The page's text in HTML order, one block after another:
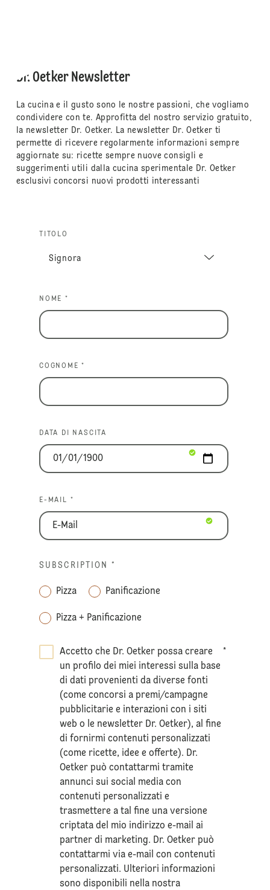
Dr. Oetker Newsletter
La cucina e il gusto sono le nostre passioni, che vogliamo
condividere con te. Approfitta del nostro servizio gratuito,
la newsletter Dr. Oetker. La newsletter Dr. Oetker ti
permette di ricevere regolarmente informazioni sempre
aggiornate su: ricette sempre nuove consigli e
suggerimenti utili dalla cucina sperimentale Dr. Oetker
esclusivi concorsi nuovi prodotti interessanti
TITOLO
NOME *
COGNOME *
DATA DI NASCITA
E-MAIL *
SUBSCRIPTION *
Pizza Panificazione
Pizza + Panificazione
Accetto che Dr. Oetker possa creare
un profilo dei miei interessi sulla base
di dati provenienti da diverse fonti
(come concorsi a premi/campagne
pubblicitarie e interazioni con i siti
web o le newsletter Dr. Oetker), al fine
di fornirmi contenuti personalizzati
(come ricette, idee e offerte). Dr.
Oetker può contattarmi tramite
annunci sui social media con
contenuti personalizzati e
trasmettere a tal fine una versione
criptata del mio indirizzo e-mail ai
partner di marketing. Dr. Oetker può
contattarmi via e-mail con contenuti
personalizzati. Ulteriori informazioni
sono disponibili nella nostra
*